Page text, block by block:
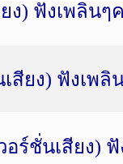
ง) ฟังเพลินๆ
สียง) ฟังเพลิ
อร์ชั่นเสียง)